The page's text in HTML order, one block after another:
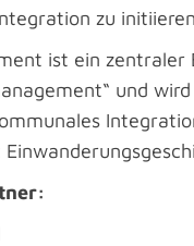
zu
ist ein
und